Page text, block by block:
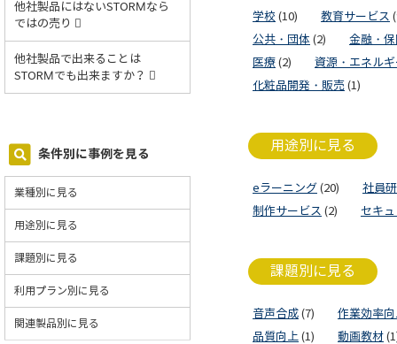
学校 (10) 教育サービス
公共・団体 (2)
金融・
医療 (2)
資源・エネル
化粧品開発・販売 (1)
用途別に見る
eラーニング (20)
社員
制作サービス (2) セキ
課題別に見る
音声合成 (7)
作業効率
品質向上 (1) 動画教材
他社製品にはないSTORMなら
ではの売り
他社製品で出来ることは
STORMでも出来ますか？
条件別に事例を見る
業種別に見る
用途別に見る
課題別に見る
利用プラン別に見る
関連製品別に見る